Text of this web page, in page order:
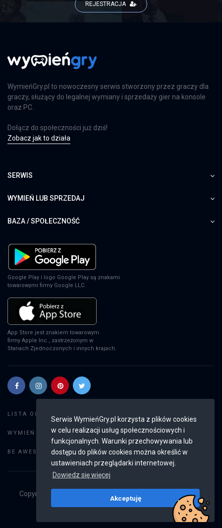
Serwis WymieńGry.pl korzysta z plików cookies
w celu realizacji usług społecznościowych i
funkcjonalnych. Warunki przechowywania lub
dostępu do plików cookies można określić w
ustawieniach przeglądarki internetowej.
Dowiedz się więcej
Akceptuję
REJESTRACJA
WymieńGry.pl to nowoczesny serwis stworzony przez graczy dla
graczy, służący do legalnej wymiany i sprzedaży gier na konsole
oraz PC.
Dołącz do społeczności już dziś!
Zobacz jak to działa
SERWIS
WYMIEŃ LUB SPRZEDAJ
BAZA / SPOŁECZNOŚĆ
Google Play i logo Google Play są znakami
towarowymi firmy Google LLC.
App Store jest znakiem towarowym
firmy Apple Inc., zastrzeżonym w
Stanach Zjednoczonych i innych krajach.
LISTA OGŁOSZEŃ:
WYMIEŃ GRY: Dodaj ogłoszenie
BE AWESOME: Weryfikacja konta
Copyright © 2019 - 2026
Wszystkie prawa
v2.8.4